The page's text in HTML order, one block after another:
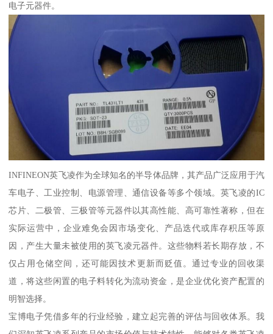
电子元器件。
INFINEON英飞凌作为全球知名的半导体品牌，其产品广泛应用于汽
车电子、工业控制、电源管理、通信设备等多个领域。英飞凌的IC
芯片、二极管、三极管等元器件以其高性能、高可靠性著称，但在
实际运营中，企业难免会因市场变化、产品迭代或库存积压等原
因，产生大量未被使用的英飞凌元器件。这些物料若长期存放，不
仅占用仓储空间，还可能因技术更新而贬值。通过专业的回收渠
道，将这些闲置的电子料转化为流动资金，是企业优化资产配置的
明智选择。
宝博电子凭借多年的行业经验，建立起完善的评估与回收体系。我